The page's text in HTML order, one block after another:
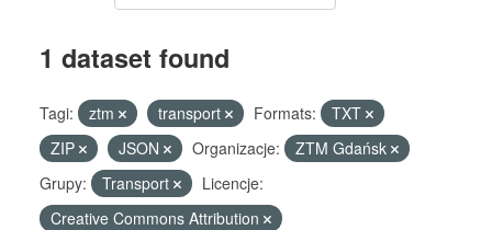
1 dataset found
Tagi: ztm transport Formats:
TXT
ZIP
JSON Organizacje:
ZTM Gdańsk
Grupy:
Transport
Licencje:
Creative Commons Attribution